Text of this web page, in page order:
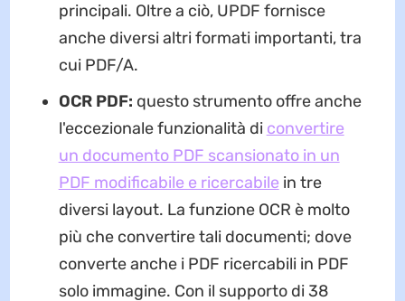
principali. Oltre a ciò, UPDF fornisce
anche diversi altri formati importanti, tra
cui PDF/A.
OCR PDF: questo strumento offre anche
l'eccezionale funzionalità di convertire
un documento PDF scansionato in un
PDF modificabile e ricercabile in tre
diversi layout. La funzione OCR è molto
più che convertire tali documenti; dove
converte anche i PDF ricercabili in PDF
solo immagine. Con il supporto di 38